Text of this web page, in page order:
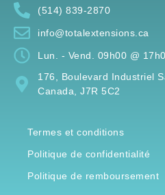
(514) 839-2870
info@totalextensions.ca
Lun. - Vend. 09h00 @
176, Boulevard Industriel
Canada, J7R 5C2
Termes et conditions
Politique de confidentialité
Politique de remboursement